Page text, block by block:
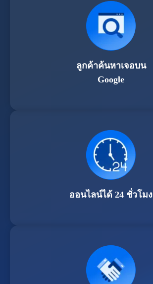
ลูกค้าค้นหาเจอบน
Google
ออนไลน์ได้ 24 ชั่วโมง